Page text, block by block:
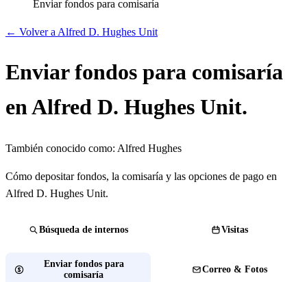
Enviar fondos para comisaría
← Volver a Alfred D. Hughes Unit
Enviar fondos para comisaría
en Alfred D. Hughes Unit.
También conocido como: Alfred Hughes
Cómo depositar fondos, la comisaría y las opciones de pago en
Alfred D. Hughes Unit.
Búsqueda de internos Visitas
Enviar fondos para
comisaría
Correo & Fotos